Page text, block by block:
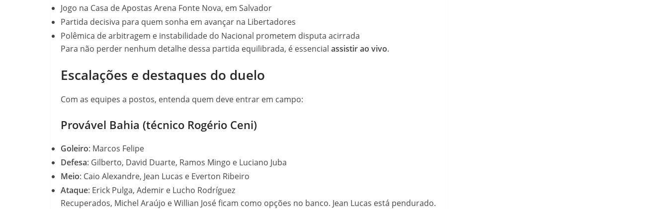
Jogo na Casa de Apostas Arena Fonte Nova, em Salvador
Partida decisiva para quem sonha em avançar na Libertadores
Polêmica de arbitragem e instabilidade do Nacional prometem disputa acirrada
Para não perder nenhum detalhe dessa partida equilibrada, é essencial assistir ao vivo.
Escalações e destaques do duelo
Com as equipes a postos, entenda quem deve entrar em campo:
Provável Bahia (técnico Rogério Ceni)
Goleiro: Marcos Felipe
Defesa: Gilberto, David Duarte, Ramos Mingo e Luciano Juba
Meio: Caio Alexandre, Jean Lucas e Everton Ribeiro
Ataque: Erick Pulga, Ademir e Lucho Rodríguez
Recuperados, Michel Araújo e Willian José ficam como opções no banco. Jean Lucas está pendurado.